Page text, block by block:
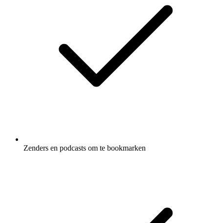
Zenders en podcasts om te bookmarken